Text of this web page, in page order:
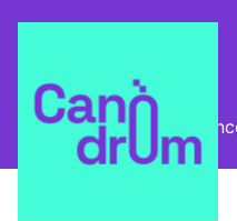
Trobades